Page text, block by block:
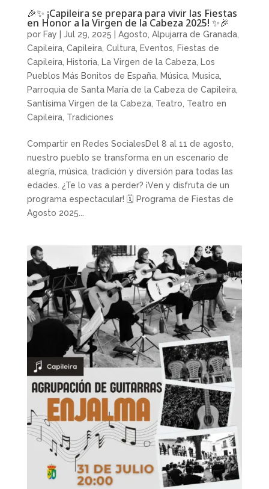
🎉✨ ¡Capileira se prepara para vivir las Fiestas
en Honor a la Virgen de la Cabeza 2025! ✨🎉
por Fay Jul 29, 2025 Agosto Alpujarra de Granada,
Capileira, Capileira, Cultura, Eventos
Fiestas de
Capileira, Historia, La Virgen de la Cabeza, Los
Pueblos Más Bonitos de España, Música, Musica,
Parroquia de Santa María de la Cabeza de Capileira,
Santísima Virgen de la Cabeza, Teatro Teatro en
Capileira, Tradiciones
Compartir en Redes SocialesDel 8 al 11 de agosto,
nuestro pueblo se transforma en un escenario de
alegría, música, tradición y diversión para todas las
edades. ¿Te lo vas a perder? ¡Ven y disfruta de un
programa espectacular! 🗓 Programa de Fiestas de
Agosto 2025...